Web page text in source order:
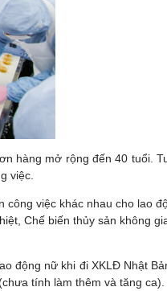
hàng mở rộng đến 40 tuổi.
việc.
việc khác nhau cho lao
Chế biến thủy sản không
động nữ khi đi XKLĐ Nhật
tính làm thêm và tăng ca).